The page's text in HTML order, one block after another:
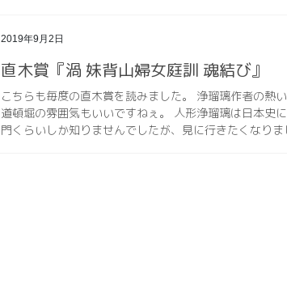
2019年9月2日
直木賞『渦 妹背山婦女庭訓 魂結び』
こちらも毎度の直木賞を読みました。 浄瑠璃作者の熱
道頓堀の雰囲気もいいですねぇ。 人形浄瑠璃は日本史
門くらいしか知りませんでしたが、見に行きたくなり